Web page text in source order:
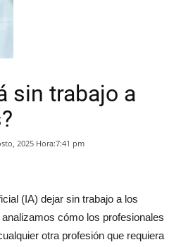
sin trabajo a
2025 Hora:7:41 pm
(IA) dejar sin trabajo a los
cómo los profesionales
otra profesión que requiera